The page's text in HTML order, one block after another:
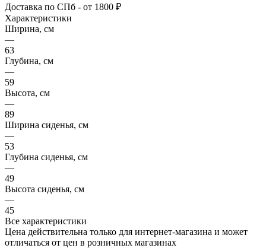
Доставка по СПб - от 1800 ₽
Характеристики
Ширина, см
—
63
Глубина, см
—
59
Высота, см
—
89
Ширина сиденья, см
—
53
Глубина сиденья, см
—
49
Высота сиденья, см
—
45
Все характеристики
Цена действительна только для интернет-магазина и может
отличаться от цен в розничных магазинах